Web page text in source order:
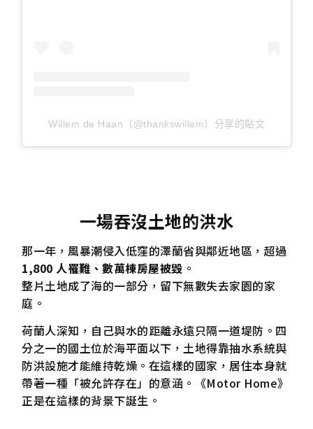
Willem de Haan（@thankswillem）分享的貼文
一場吞沒土地的洪水
那一年，風暴潮侵入低窪的澤蘭省與鄰近地區，超過
1,800 人罹難、數萬棟房屋被毀 。
整片土地成了海的一部分，留下無數失去家園的家
庭。
荷蘭人深知，自己與水的距離永遠只隔一道堤防。四
分之一的國土位於海平面以下，土地得靠抽水系統與
防洪設施才能維持乾燥。在這樣的國家，居住本身就
帶著一種「被允許存在」的意涵。《Motor Home》
正是在這樣的背景下誕生。